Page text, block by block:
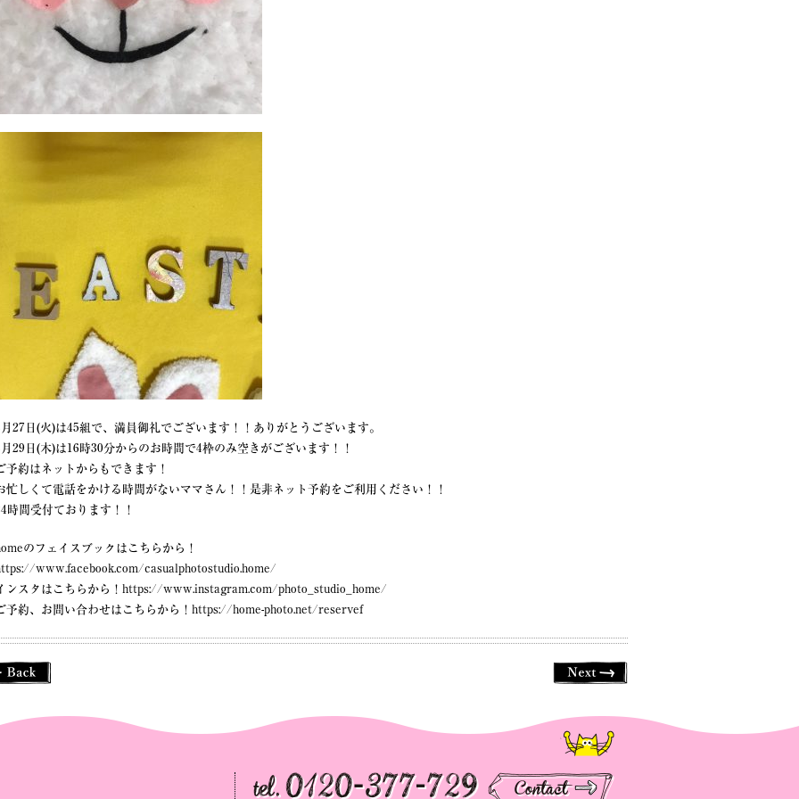
27日(火)は45組で、満員御礼でございます！！ありがとうございます。
29日(木)は16時30分からのお時間で4枠のみ空きがございます！！
予約はネットからもできます！
忙しくて電話をかける時間がないママさん！！是非ネット予約をご利用ください！！
時間受付ております！！
のフェイスブックはこちらから！
www.facebook.com/casualphotostudio.home/
ンスタはこちらから！ https://www.instagram.com/photo_studio_home/
予約、お問い合わせはこちらから！ https://home-photo.net/reservef